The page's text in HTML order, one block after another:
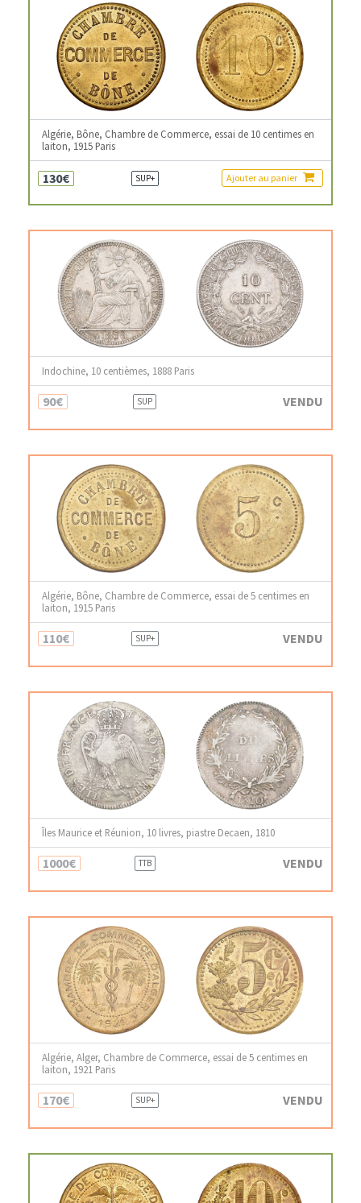
Algérie, Bône, Chambre de Commerce, essai de 10 centimes en
laiton, 1915 Paris
130€ SUP+ Ajouter au panier
Indochine, 10 centièmes, 1888 Paris
90€ SUP VENDU
Algérie, Bône, Chambre de Commerce, essai de 5 centimes en
laiton, 1915 Paris
110€ SUP+ VENDU
Îles Maurice et Réunion, 10 livres, piastre Decaen, 1810
1000€ TTB VENDU
Algérie, Alger, Chambre de Commerce, essai de 5 centimes en
laiton, 1921 Paris
170€ SUP+ VENDU